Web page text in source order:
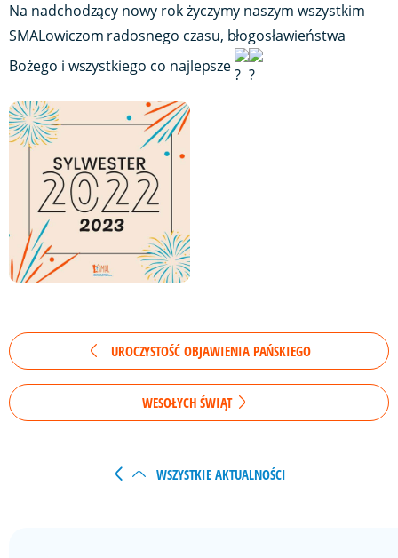
Na nadchodzący nowy rok życzymy naszym wszystkim
SMALowiczom radosnego czasu, błogosławieństwa
Bożego i wszystkiego co najlepsze
UROCZYSTOŚĆ OBJAWIENIA PAŃSKIEGO
WESOŁYCH ŚWIĄT
WSZYSTKIE AKTUALNOŚCI